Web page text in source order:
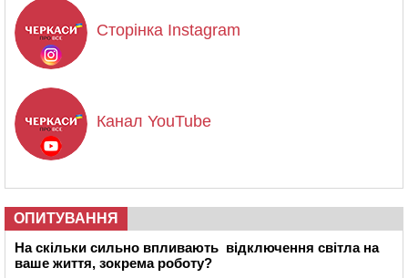
Сторінка Instagram
Канал YouTube
ОПИТУВАННЯ
На скільки сильно впливають відключення світла на
ваше життя, зокрема роботу?